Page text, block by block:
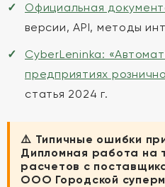
Официальная
версии, API, методы
CyberLeninka:
предприятиях
статья 2024 г.
⚠️ Типичные ошибки
Дипломная работа на
расчетов с
ООО Городской